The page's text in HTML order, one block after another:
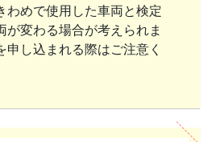
わめで使用した車両と検定
が変わる場合が考えられま
申し込まれる際はご注意く